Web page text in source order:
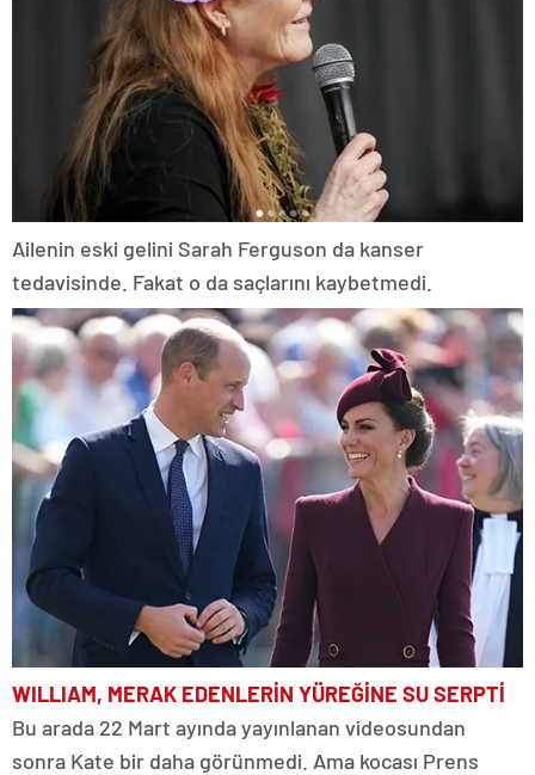
Ailenin eski gelini Sarah Ferguson da kanser
tedavisinde. Fakat o da saçlarını kaybetmedi.
WILLIAM, MERAK EDENLERİN YÜREĞİNE SU SERPTİ
Bu arada 22 Mart ayında yayınlanan videosundan
sonra Kate bir daha görünmedi. Ama kocası Prens